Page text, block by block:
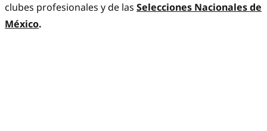
clubes profesionales y de las Selecciones Nacionales de
México.